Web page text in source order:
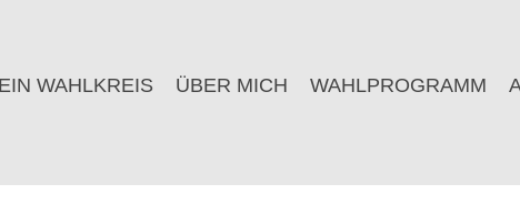
WAHLKREIS ÜBER MICH WAHLPROGRAMM